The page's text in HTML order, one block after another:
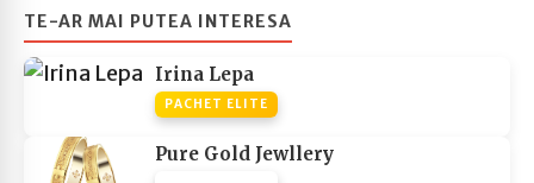
TE-AR MAI PUTEA INTERESA
Irina Lepa
PACHET ELITE
Pure Gold Jewllery